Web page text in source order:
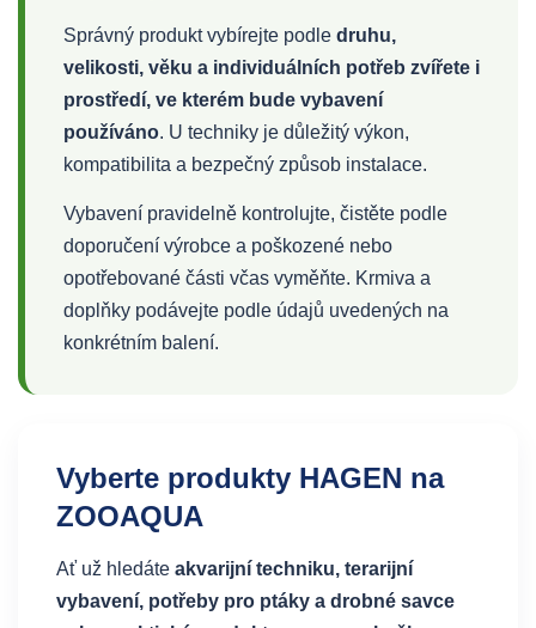
Správný produkt vybírejte podle druhu,
velikosti, věku a individuálních potřeb zvířete i
prostředí, ve kterém bude vybavení
používáno. U techniky je důležitý výkon,
kompatibilita a bezpečný způsob instalace.
Vybavení pravidelně kontrolujte, čistěte podle
doporučení výrobce a poškozené nebo
opotřebované části včas vyměňte. Krmiva a
doplňky podávejte podle údajů uvedených na
konkrétním balení.
Vyberte produkty HAGEN na
ZOOAQUA
Ať už hledáte akvarijní techniku, terarijní
vybavení, potřeby pro ptáky a drobné savce